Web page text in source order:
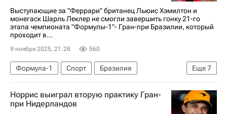
Выступающие за "Феррари" британец Льюис Хэмилтон и
монегаск Шарль Леклер не смогли завершить гонку 21-го
этапа чемпионата "Формулы-1"- Гран-при Бразилии, который
проходит в...
9 ноября 2025, 21:28 560
Еще7
Формула-1 Спорт
Бразилия
Сан-Паулу (город)
Шарль Леклер
Льюис Хэмилтон
Оскар Пиастри
Феррари
Норрис выиграл вторую практику Гран-
при Нидерландов